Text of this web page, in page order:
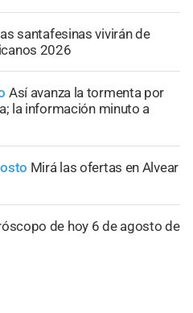
santafesinas vivirán de
2026
Así avanza la tormenta por
la información minuto a
Mirá las ofertas en Alvear
de hoy 6 de agosto de